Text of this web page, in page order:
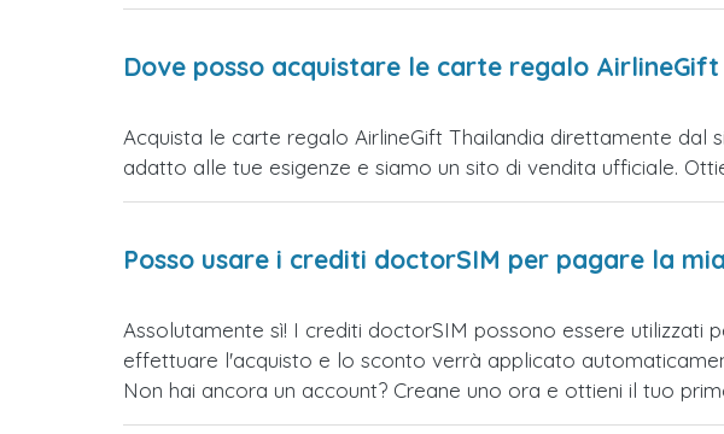
Dove posso acquistare le carte regalo AirlineGift
Acquista le carte regalo AirlineGift Thailandia direttamente
adatto alle tue esigenze e siamo un sito di vendita ufficiale.
Posso usare i crediti doctorSIM per pagare la
Assolutamente sì! I crediti doctorSIM possono essere utilizzati
effettuare l'acquisto e lo sconto verrà applicato
Non hai ancora un account? Creane uno ora e ottieni il tuo